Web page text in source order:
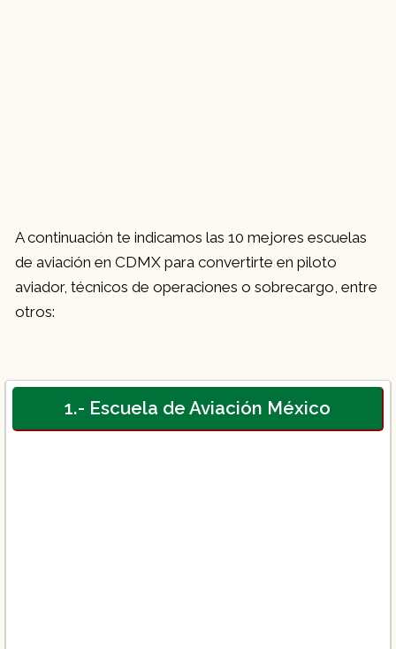
A continuación te indicamos las 10 mejores escuelas
de aviación en CDMX para convertirte en piloto
aviador, técnicos de operaciones o sobrecargo, entre
otros:
1.- Escuela de Aviación México